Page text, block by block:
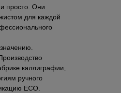
просто. Они
для каждой
каллиграфии,
ручного
ЕСО.